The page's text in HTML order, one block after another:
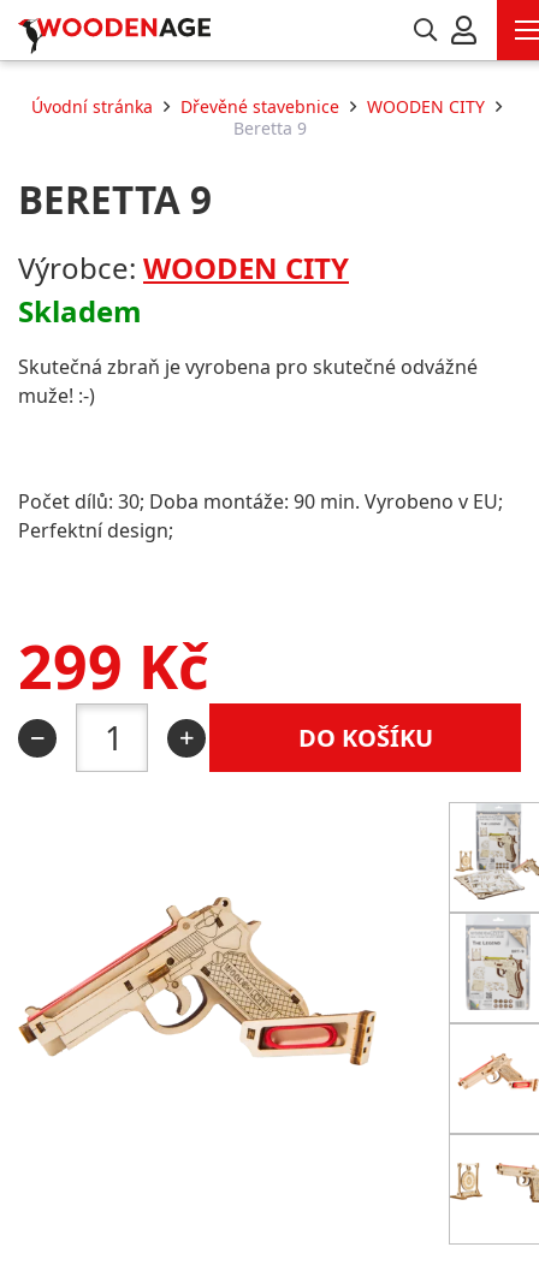
Úvodní stránka Dřevěné stavebnice
WOODEN CITY
Beretta 9
BERETTA 9
Výrobce: WOODEN CITY
Skladem
Skutečná zbraň je vyrobena pro skutečné odvážné
muže! :-)
Počet dílů: 30; Doba montáže: 90 min. Vyrobeno v EU;
Perfektní design;
299 Kč
DO KOŠÍKU